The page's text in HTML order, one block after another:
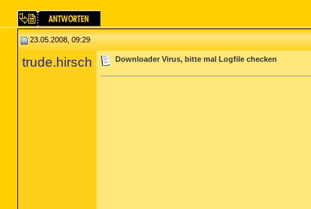
23.05.2008, 09:29
trude.hirsch Downloader Virus, bitte mal Logfile checken